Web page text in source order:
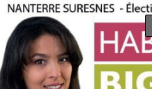
Aller
contenu
principalHabiba Bigdade
La Justice Au Coeur